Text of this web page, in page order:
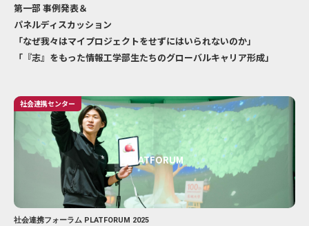
第一部 事例発表＆
パネルディスカッション
「なぜ我々はマイプロジェクトをせずにはいられないのか」
「『志』をもった情報工学部生たちのグローバルキャリア形成」
社会連携センター
PLATFORUM
社会連携フォーラム PLATFORUM 2025